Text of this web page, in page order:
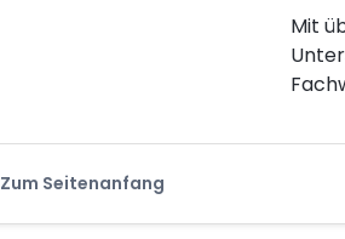
Mit
Zum Seitenanfang